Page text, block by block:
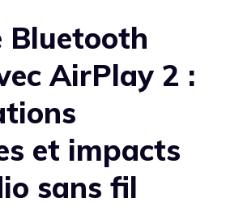
Bluetooth
AirPlay 2 :
et impacts
sans fil